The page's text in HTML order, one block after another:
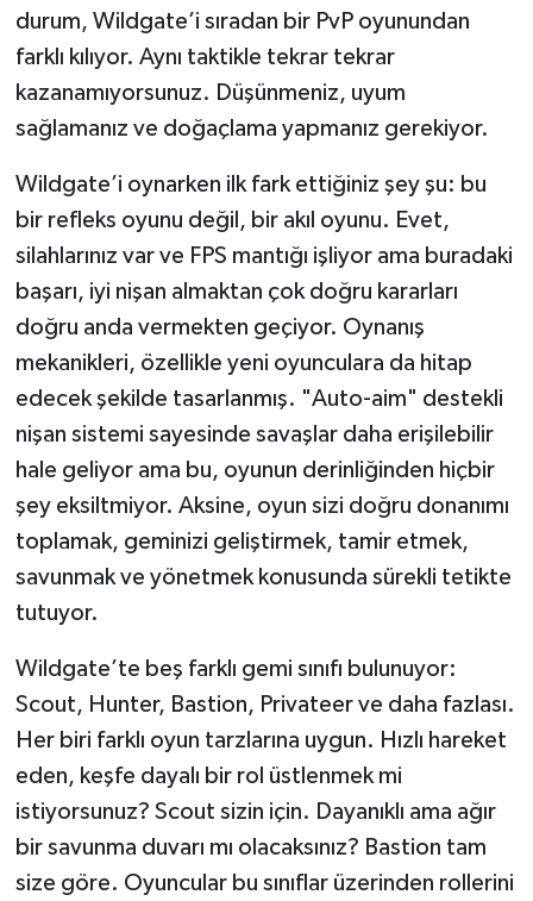
durum, Wildgate’i sıradan bir PvP oyunundan
farklı kılıyor. Aynı taktikle tekrar tekrar
kazanamıyorsunuz. Düşünmeniz, uyum
sağlamanız ve doğaçlama yapmanız gerekiyor.
Wildgate’i oynarken ilk fark ettiğiniz şey şu: bu
bir refleks oyunu değil, bir akıl oyunu. Evet,
silahlarınız var ve FPS mantığı işliyor ama buradaki
başarı, iyi nişan almaktan çok doğru kararları
doğru anda vermekten geçiyor. Oynanış
mekanikleri, özellikle yeni oyunculara da hitap
edecek şekilde tasarlanmış. "Auto-aim" destekli
nişan sistemi sayesinde savaşlar daha erişilebilir
hale geliyor ama bu, oyunun derinliğinden hiçbir
şey eksiltmiyor. Aksine, oyun sizi doğru donanımı
toplamak, geminizi geliştirmek, tamir etmek,
savunmak ve yönetmek konusunda sürekli tetikte
tutuyor.
Wildgate’te beş farklı gemi sınıfı bulunuyor:
Scout, Hunter, Bastion, Privateer ve daha fazlası.
Her biri farklı oyun tarzlarına uygun. Hızlı hareket
eden, keşfe dayalı bir rol üstlenmek mi
istiyorsunuz? Scout sizin için. Dayanıklı ama ağır
bir savunma duvarı mı olacaksınız? Bastion tam
size göre. Oyuncular bu sınıflar üzerinden rollerini